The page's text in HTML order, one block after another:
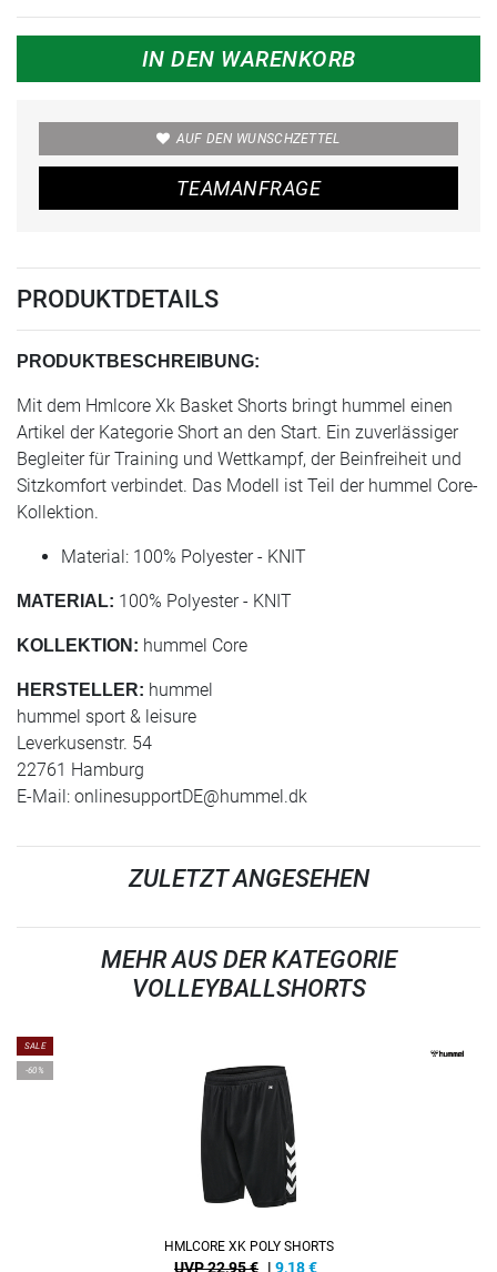
IN DEN WARENKORB
AUF DEN WUNSCHZETTEL
TEAMANFRAGE
PRODUKTDETAILS
PRODUKTBESCHREIBUNG:
Mit dem Hmlcore Xk Basket Shorts bringt hummel einen
Artikel der Kategorie Short an den Start. Ein zuverlässiger
Begleiter für Training und Wettkampf, der Beinfreiheit und
Sitzkomfort verbindet. Das Modell ist Teil der hummel Core-
Kollektion.
Material: 100% Polyester - KNIT
MATERIAL: 100% Polyester - KNIT
KOLLEKTION: hummel Core
HERSTELLER: hummel
hummel sport & leisure
Leverkusenstr. 54
22761 Hamburg
E-Mail: onlinesupportDE@hummel.dk
ZULETZT ANGESEHEN
MEHR AUS DER KATEGORIE
VOLLEYBALLSHORTS
SALE
-60%
HMLCORE XK POLY SHORTS
UVP 22,95 € | 9,18€